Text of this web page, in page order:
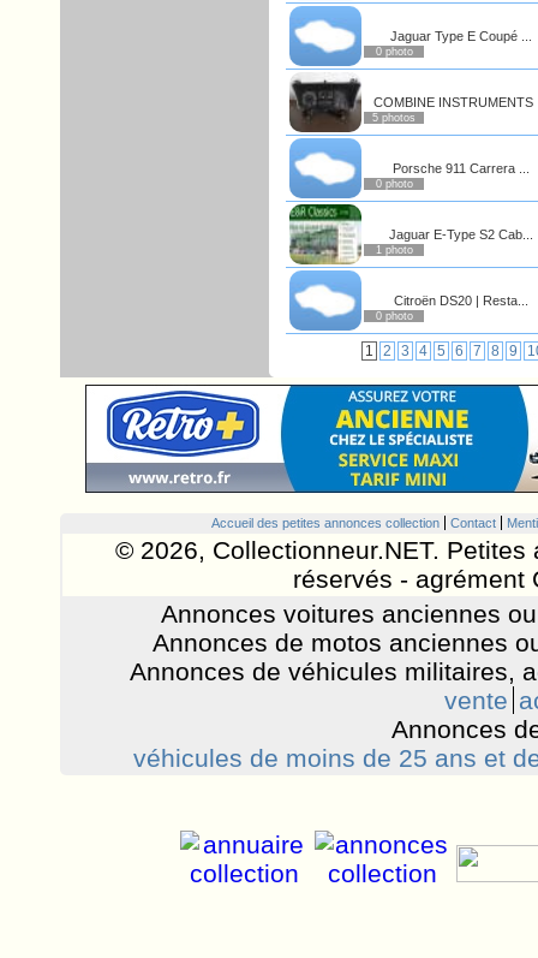
Jaguar Type E Coupé ...
0 photo
COMBINE INSTRUMENTS
5 photos
Porsche 911 Carrera ...
0 photo
Jaguar E-Type S2 Cab...
1 photo
Citroën DS20 | Resta...
0 photo
1 2 3 4 5 6 7 8 9
Accueil des petites annonces collection Contact
© 2026, Collectionneur.NET.
réservés - agrément
Annonces voitures anciennes
Annonces de motos anciennes
Annonces de véhicules militaires,
vente
Annonces
véhicules de moins de 25 ans et